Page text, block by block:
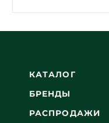
КАТАЛОГ
БРЕНДЫ
РАСПРОДАЖИ